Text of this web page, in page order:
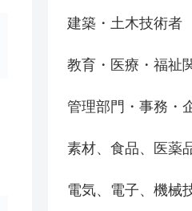
建築・土木技術者
教育・医療・福祉
管理部門・事務・
素材、食品、医薬
電気、電子、機械